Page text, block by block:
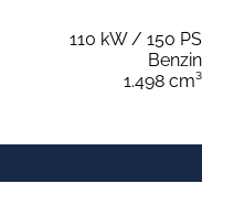
110 kW / 150 PS
Benzin
1.498 cm³